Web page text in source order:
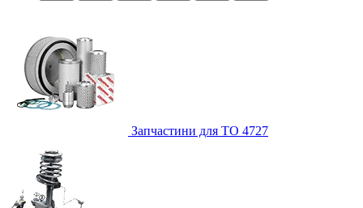
Запчастини для ТО 4727